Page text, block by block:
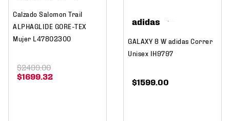
Calzado Salomon Trail
ALPHAGLIDE GORE-TEX
Mujer L47802300
$1699.32
$2499.00
adidas
GALAXY 8 W adidas Correr
Unisex IH9797
$1599.00